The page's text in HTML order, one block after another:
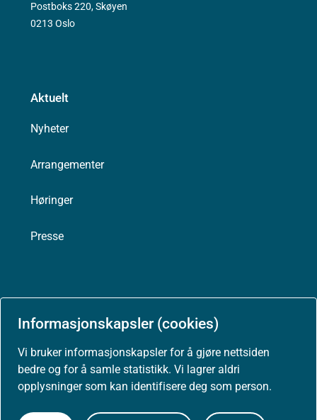
Informasjonskapsler (cookies)
Vi bruker informasjonskapsler for å gjøre nettsiden
bedre og for å samle statistikk. Vi lagrer aldri
opplysninger som kan identifisere deg som person.
Postboks 220, Skøyen
0213 Oslo
Aktuelt
Nyheter
Arrangementer
Høringer
Presse
Tilgjengelighetserklæring (uustatus.no)
Besøksstatistikk og informasjonskapsler